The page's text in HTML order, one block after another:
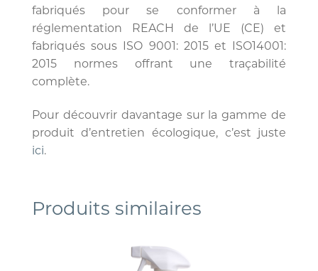
fabriqués pour se conformer à la
réglementation REACH de l’UE (CE) et
fabriqués sous ISO 9001: 2015 et ISO14001:
2015normes offrant une traçabilité
complète.
Pour découvrir davantage sur la gamme de
produit d’entretien écologique, c’est juste
ici.
Produits similaires